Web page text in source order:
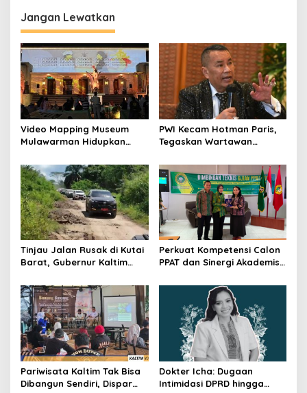
Jangan Lewatkan
Video Mapping Museum
Mulawarman Hidupkan
Melenu
PWI Kecam Hotman Paris,
Tegaskan Wartawan
Tinjau Jalan Rusak di Kutai
Barat, Gubernur Kaltim
Kilometer
Perkuat Kompetensi Calon
PPAT dan Sinergi Akademis,
Bimtek Ujian PPAT 2026
Pariwisata Kaltim Tak Bisa
Dibangun Sendiri, Dispar
Dokter Icha: Dugaan
Intimidasi DPRD hingga